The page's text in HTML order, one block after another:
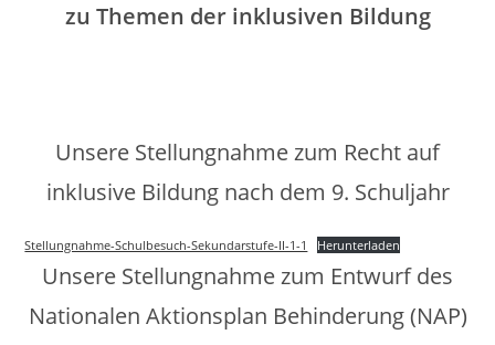
zu Themen der inklusiven Bildung
Unsere Stellungnahme zum Recht auf
inklusive Bildung nach dem 9. Schuljahr
Stellungnahme-Schulbesuch-Sekundarstufe-II-1-1 Herunterladen
Unsere Stellungnahme zum Entwurf des
Nationalen Aktionsplan Behinderung (NAP)